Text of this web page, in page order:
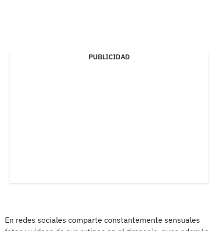
PUBLICIDAD
En redes sociales comparte constantemente sensuales